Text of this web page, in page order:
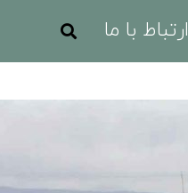
ارتباط با ما